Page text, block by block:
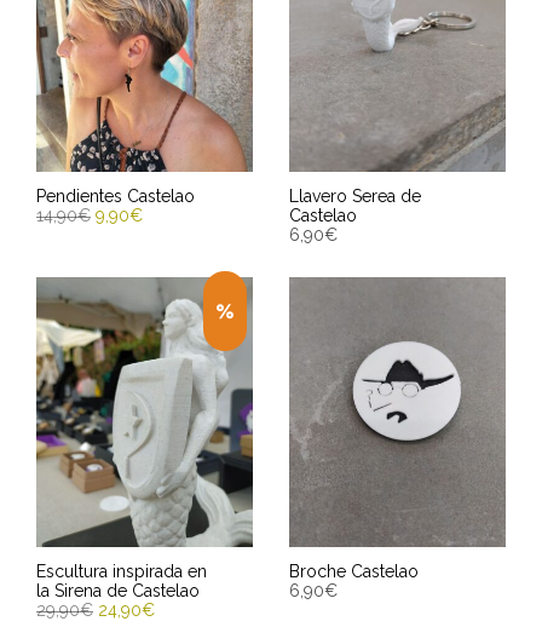
Pendientes Castelao
14,90€ 9,90€
Entrega Estimada entre
13/08/2026 - 15/08/2026
Llavero Serea de
Castelao
6,90€
13/08/2026 - 15/08/2026
Escultura inspirada en
la Sirena de Castelao
29,90€ 24,90€
Broche Castelao
6,90€